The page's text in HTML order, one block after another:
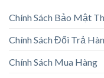
Chính Sách Bảo Mật
Chính Sách Đổi Trả
Chính Sách Mua Hàng